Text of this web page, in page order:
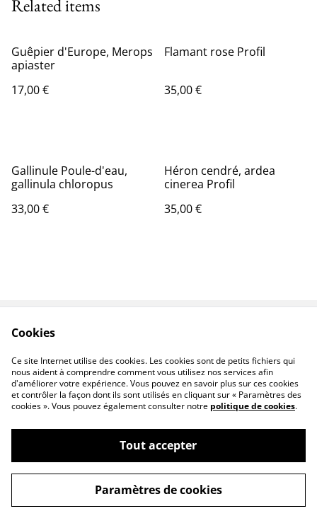
Related items
Guêpier d'Europe, Merops
apiaster
17,00 €
Flamant rose Profil
35,00 €
Gallinule Poule-d'eau,
gallinula chloropus
33,00 €
Héron cendré, ardea
cinerea Profil
35,00 €
Privacy Policy
Cookie Policy
F.A.Q
©2026Allersensciel
powered by
Cookies
Ce site Internet utilise des cookies. Les cookies sont de petits fichiers qui
nous aident à comprendre comment vous utilisez nos services afin
d'améliorer votre expérience. Vous pouvez en savoir plus sur ces cookies
et contrôler la façon dont ils sont utilisés en cliquant sur « Paramètres des
cookies ». Vous pouvez également consulter notre politique de cookies.
Tout accepter
Paramètres de cookies